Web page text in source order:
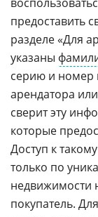
предоставить
разделе «Для
указаны
серию и номер
арендатора
сверит эту
которые
Доступ к
только по
недвижимости
покупатель.